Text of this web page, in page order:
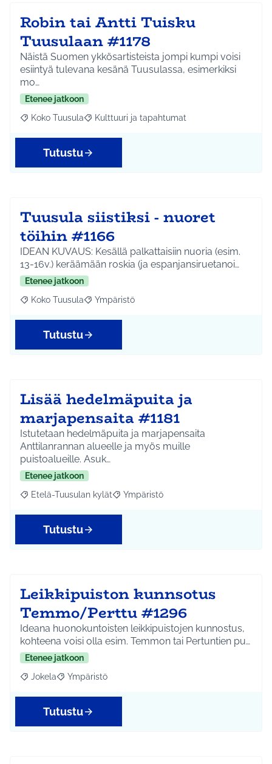
Robin tai Antti Tuisku
Tuusulaan #1178
Näistä Suomen ykkösartisteista jompi kumpi voisi
esiintyä tulevana kesänä Tuusulassa, esimerkiksi
mo…
Etenee jatkoon
Rajaa tulokset aihepiirin mukaan: Koko Tuusula
Koko Tuusula Rajaa tulokset teeman mukaan: Kulttuuri ja
Kulttuuri ja tapahtumat
Tutustu
Tuusula siistiksi - nuoret
töihin #1166
IDEAN KUVAUS: Kesällä palkattaisiin nuoria (esim.
13-16v.) keräämään roskia (ja espanjansiruetanoi…
Etenee jatkoon
Rajaa tulokset aihepiirin mukaan: Koko Tuusula
Koko Tuusula Rajaa tulokset teeman mukaan: Ympäristö
Ympäristö
Tutustu
Lisää hedelmäpuita ja
marjapensaita #1181
Istutetaan hedelmäpuita ja marjapensaita
Anttilanrannan alueelle ja myös muille
puistoalueille. Asuk…
Etenee jatkoon
Rajaa tulokset aihepiirin mukaan: Etelä-Tuusulan kylät
Etelä-Tuusulan kylät Rajaa tulokset teeman mukaan:
Ympäristö
Tutustu
Leikkipuiston kunnsotus
Temmo/Perttu #1296
Ideana huonokuntoisten leikkipuistojen kunnostus,
kohteena voisi olla esim. Temmon tai Pertuntien pu…
Etenee jatkoon
Rajaa tulokset aihepiirin mukaan: Jokela
Jokela Rajaa tulokset teeman mukaan: Ympäristö
Ympäristö
Tutustu